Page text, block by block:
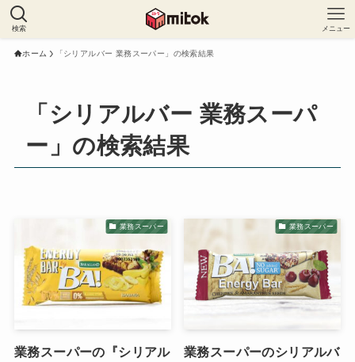
検索 メニュー
ホーム 「シリアルバー 業務スーパー」の検索結果
「シリアルバー 業務スーパ
ー」の検索結果
業務スーパー
業務スーパーの『シリアル
業務スーパー
業務スーパーのシリアルバ